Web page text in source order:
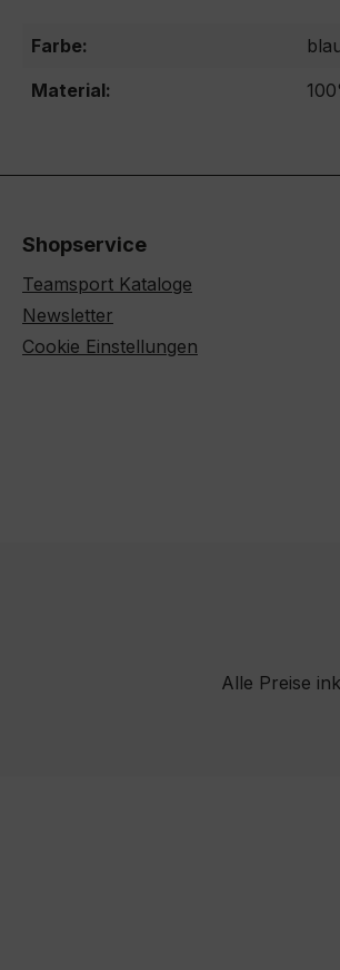
Farbe:
Material:
Shopservice
Teamsport Kataloge
Newsletter
Cookie Einstellungen
Alle Preise